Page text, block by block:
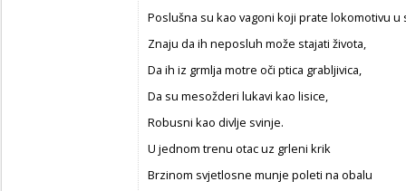
Poslušna su kao vagoni koji prate lokomotivu u
Znaju da ih neposluh može stajati života,
Da ih iz grmlja motre oči ptica grabljivica,
Da su mesožderi lukavi kao lisice,
Robusni kao divlje svinje.
U jednom trenu otac uz grleni krik
Brzinom svjetlosne munje poleti na obalu